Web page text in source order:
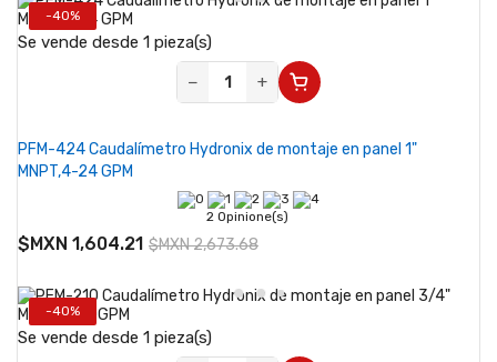
-40%
Se vende desde 1 pieza(s)
−
+
PFM-424 Caudalímetro Hydronix de montaje en panel 1"
MNPT,4-24 GPM
2 Opinione(s)
$MXN 1,604.21 $MXN 2,673.68
-40%
Se vende desde 1 pieza(s)